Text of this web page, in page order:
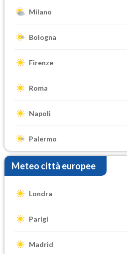
Milano
Bologna
Firenze
Roma
Napoli
Palermo
Meteo città europee
Londra
Parigi
Madrid